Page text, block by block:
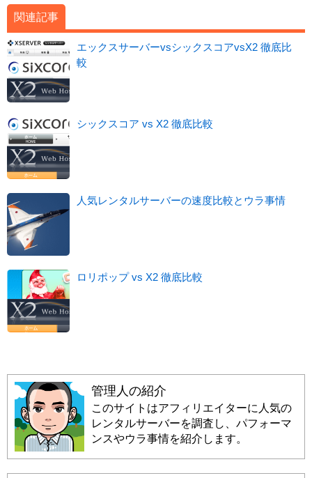
関連記事
エックスサーバーvsシックスコアvsX2 徹底比
較
シックスコア vs X2 徹底比較
人気レンタルサーバーの速度比較とウラ事情
ロリポップ vs X2 徹底比較
管理人の紹介
このサイトはアフィリエイターに人気の
レンタルサーバーを調査し、パフォーマ
ンスやウラ事情を紹介します。